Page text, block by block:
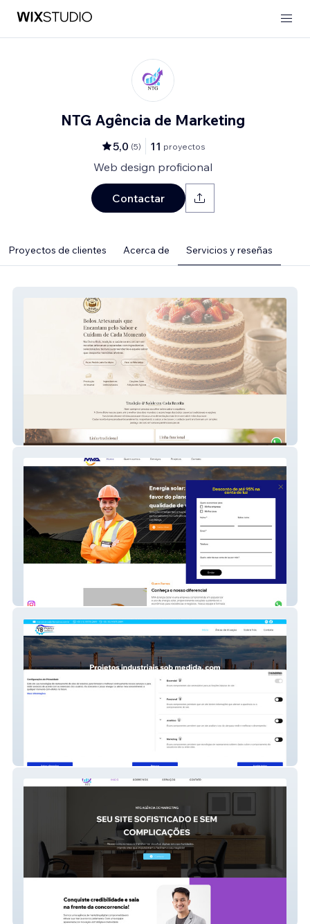
NTG Agência de Marketing
5,0 (5) 11 proyectos
Web design proficional
Contactar
Proyectos de clientes Acerca de Servicios y reseñas
Divino Bolo